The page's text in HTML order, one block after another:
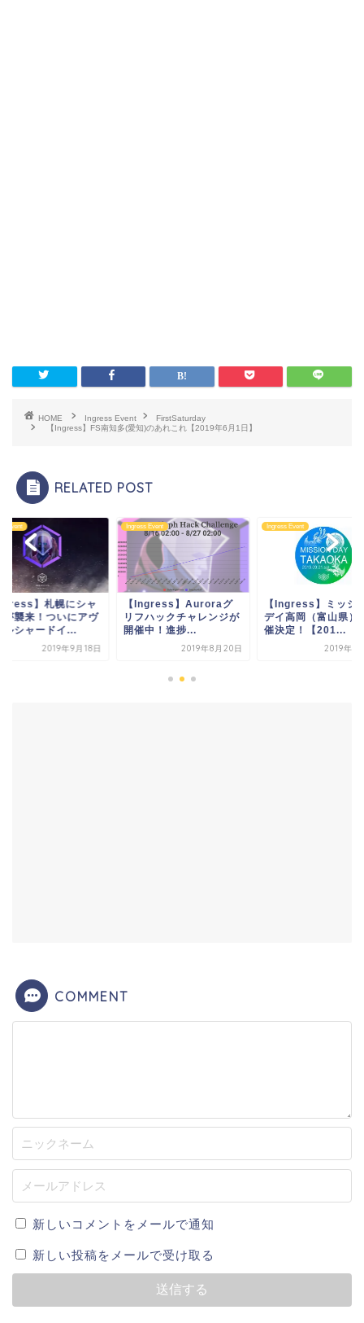
HOME Ingress Event
FirstSaturday
【Ingress】FS南知多(愛知)のあれこれ【2019年6月1日】
RELATED POST
Event
】札幌にシャ
が襲来！ついにアヴ
ルシャードイ...
2019年9月18日
Ingress Event
【Ingress】Auroraグ
リフハックチャレンジが
開催中！進捗...
2019年8月20日
Ingress Event
【Ingress】ミッシ
デイ高岡（富山県）
催決定！【201...
2019年6
COMMENT
新しいコメントをメールで通知
新しい投稿をメールで受け取る